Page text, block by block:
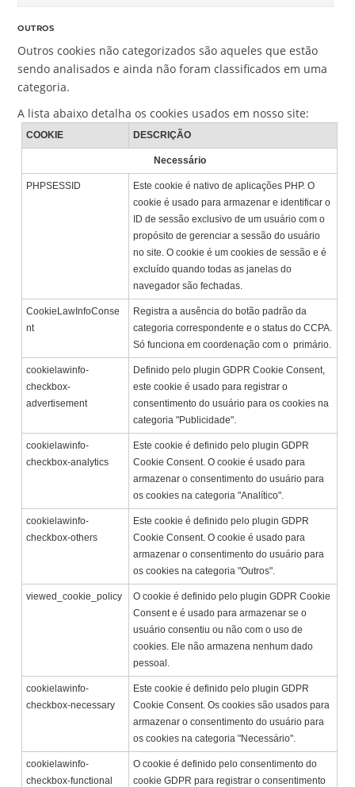
OUTROS
Outros cookies não categorizados são aqueles que estão
sendo analisados e ainda não foram classificados em uma
categoria.
A lista abaixo detalha os cookies usados em nosso site:
COOKIE DESCRIÇÃO
Necessário
PHPSESSID
Este cookie é nativo de aplicações PHP. O
cookie é usado para armazenar e identificar o
ID de sessão exclusivo de um usuário com o
propósito de gerenciar a sessão do usuário
no site. O cookie é um cookies de sessão e é
excluído quando todas as janelas do
navegador são fechadas.
CookieLawInfoConse
nt
Registra a ausência do botão padrão da
categoria correspondente e o status do CCPA.
Só funciona em coordenação com o primário.
cookielawinfo-
checkbox-
advertisement
Definido pelo plugin GDPR Cookie Consent,
este cookie é usado para registrar o
consentimento do usuário para os cookies na
categoria "Publicidade".
cookielawinfo-
checkbox-analytics
Este cookie é definido pelo plugin GDPR
Cookie Consent. O cookie é usado para
armazenar o consentimento do usuário para
os cookies na categoria "Analítico".
cookielawinfo-
checkbox-others
Este cookie é definido pelo plugin GDPR
Cookie Consent. O cookie é usado para
armazenar o consentimento do usuário para
os cookies na categoria "Outros".
viewed_cookie_policy
O cookie é definido pelo plugin GDPR Cookie
Consent e é usado para armazenar se o
usuário consentiu ou não com o uso de
cookies. Ele não armazena nenhum dado
pessoal.
cookielawinfo-
checkbox-necessary
Este cookie é definido pelo plugin GDPR
Cookie Consent. Os cookies são usados para
armazenar o consentimento do usuário para
os cookies na categoria "Necessário".
cookielawinfo-
checkbox-functional
O cookie é definido pelo consentimento do
cookie GDPR para registrar o consentimento